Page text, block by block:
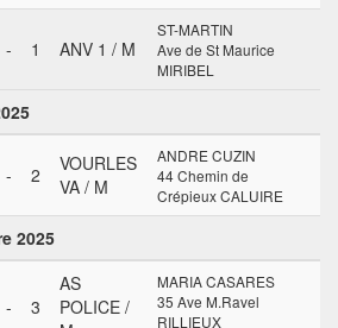
- 1 ANV 1 / M
ST-MARTIN
Ave de St Maurice
MIRIBEL
- 2
VOURLES
VA / M
ANDRE CUZIN
44 Chemin de
Crépieux CALUIRE
2025
- 3
AS
POLICE /
MARIA CASARES
35 Ave M.Ravel
RILLIEUX